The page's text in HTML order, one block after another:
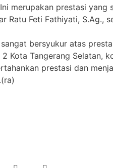
merupakan prestasi yang
Ratu Feti Fathiyati, S.Ag.,
sangat bersyukur atas
Kota Tangerang Selatan,
prestasi dan